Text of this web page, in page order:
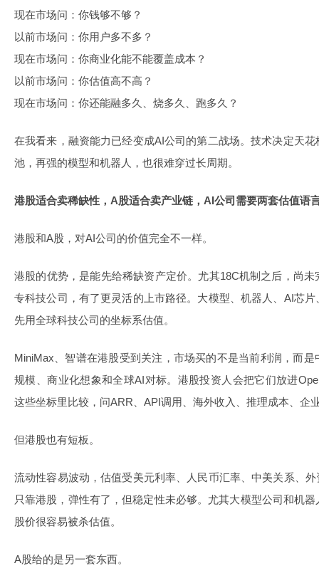
现在市场问：你钱够不够？
以前市场问：你用户多不多？
现在市场问：你商业化能不能覆盖成本？
以前市场问：你估值高不高？
现在市场问：你还能融多久、烧多久、跑多久？
在我看来，融资能力已经变成AI公司的第二战场。技术决定天
池，再强的模型和机器人，也很难穿过长周期。
港股适合卖稀缺性，A股适合卖产业链，AI公司需要两套估值语
港股和A股，对AI公司的价值完全不一样。
港股的优势，是能先给稀缺资产定价。尤其18C机制之后，尚
专科技公司，有了更灵活的上市路径。大模型、机器人、AI芯
先用全球科技公司的坐标系估值。
MiniMax、智谱在港股受到关注，市场买的不是当前利润，而
规模、商业化想象和全球AI对标。港股投资人会把它们放进
这些坐标里比较，问ARR、API调用、海外收入、推理成本、企
但港股也有短板。
流动性容易波动，估值受美元利率、人民币汇率、中美关系、
只靠港股，弹性有了，但稳定性未必够。尤其大模型公司和机
股价很容易被杀估值。
A股给的是另一套东西。